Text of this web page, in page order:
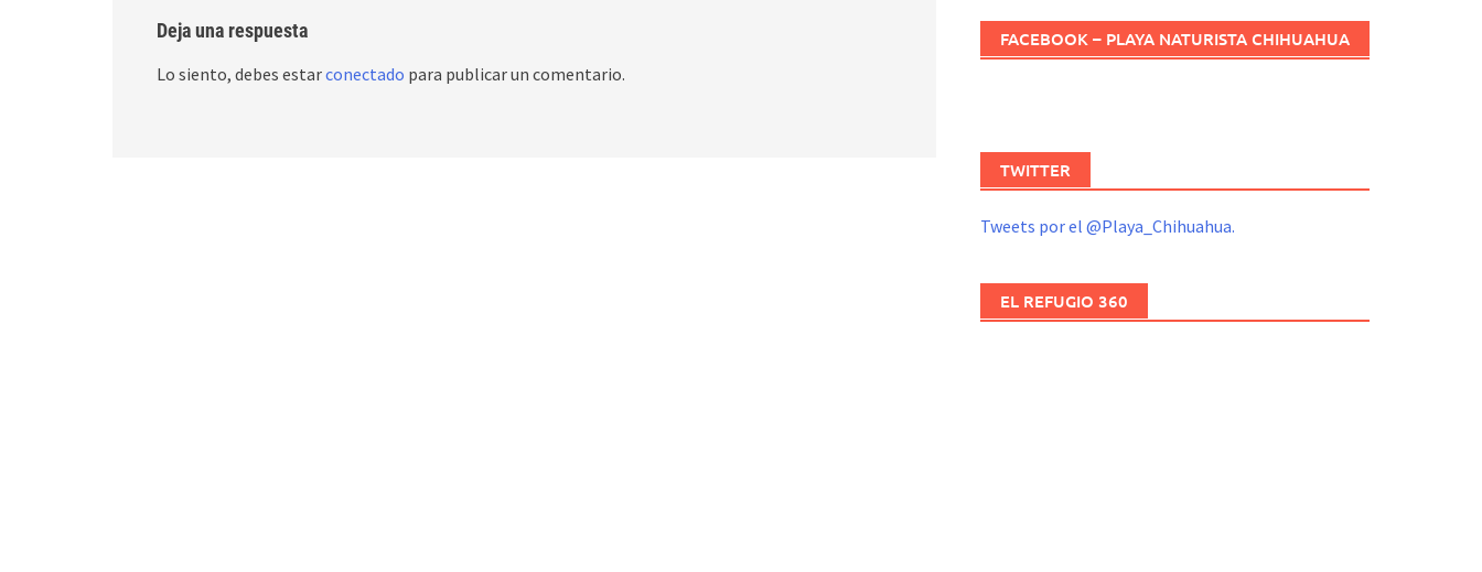
Deja una respuesta
Lo siento, debes estarconectado para publicar un comentario.
FACEBOOK – PLAYA NATURISTA CHIHUAHUA
TWITTER
Tweets por el @Playa_Chihuahua.
EL REFUGIO 360